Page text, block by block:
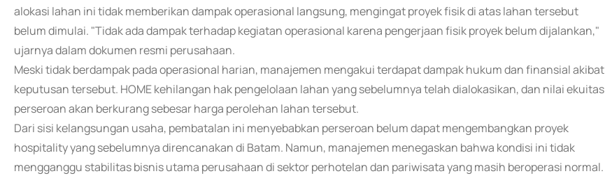
alokasi lahan ini tidak memberikan dampak operasional langsung, mengingat proyek fisik di atas lahan tersebut
belum dimulai. "Tidak ada dampak terhadap kegiatan operasional karena pengerjaan fisik proyek belum dijalankan,"
ujarnya dalam dokumen resmi perusahaan.
Meski tidak berdampak pada operasional harian, manajemen mengakui terdapat dampak hukum dan finansial akibat
keputusan tersebut. HOME kehilangan hak pengelolaan lahan yang sebelumnya telah dialokasikan, dan nilai ekuitas
perseroan akan berkurang sebesar harga perolehan lahan tersebut.
Dari sisi kelangsungan usaha, pembatalan ini menyebabkan perseroan belum dapat mengembangkan proyek
hospitality yang sebelumnya direncanakan di Batam. Namun, manajemen menegaskan bahwa kondisi ini tidak
mengganggu stabilitas bisnis utama perusahaan di sektor perhotelan dan pariwisata yang masih beroperasi normal.